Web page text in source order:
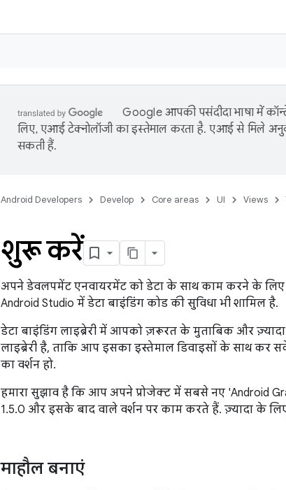
Google आपकी पसंदीदा भाषा में
लिए, एआई टेक्नोलॉजी का इस्तेमाल करता है. एआई से मिले
सकती हैं.
Android Developers Develop Core areas UI Views
शुरू करें
अपने डेवलपमेंट एनवायरमेंट को डेटा के साथ काम करने के लिए
Android Studio में डेटा बाइंडिंग कोड की सुविधा भी शामिल है.
डेटा बाइंडिंग लाइब्रेरी में आपको ज़रूरत के मुताबिक और
लाइब्रेरी है, ताकि आप इसका इस्तेमाल डिवाइसों के साथ
का वर्शन हो.
हमारा सुझाव है कि आप अपने प्रोजेक्ट में सबसे नए 'Android
1.5.0 और इसके बाद वाले वर्शन पर काम करते हैं. ज़्यादा के
माहौल बनाएं